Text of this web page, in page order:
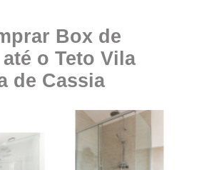
Box de
o Teto Vila
de Cassia